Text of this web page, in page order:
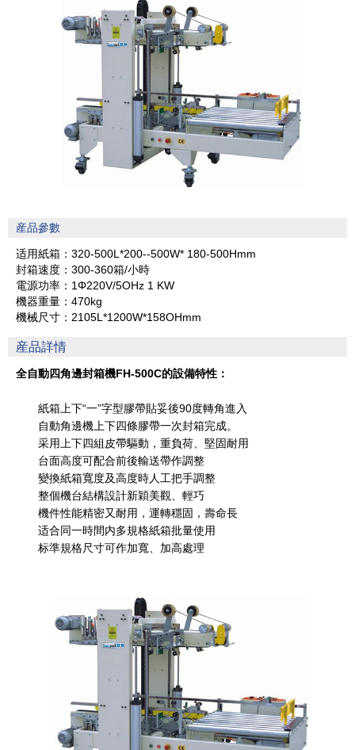
産品參數
适用紙箱： 320-500L*200--500W* 180-500Hmm
封箱速度： 300-360箱/小時
電源功率： 1Φ220V/5OHz 1 KW
機器重量： 470kg
機械尺寸： 2105L*1200W*158OHmm
産品詳情
全自動四角邊封箱機FH-500C的設備特性：
紙箱上下“一”字型膠帶貼妥後90度轉角進入
自動角邊機上下四條膠帶一次封箱完成。
采用上下四組皮帶驅動，重負荷、堅固耐用
台面高度可配合前後輸送帶作調整
變換紙箱寬度及高度時人工把手調整
整個機台結構設計新穎美觀、輕巧
機件性能精密又耐用，運轉穩固，壽命長
适合同一時間内多規格紙箱批量使用
标準規格尺寸可作加寬、加高處理